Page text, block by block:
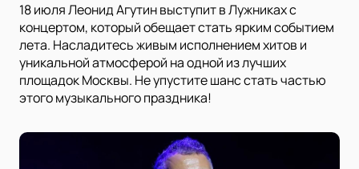
18 июля Леонид Агутин выступит в Лужниках с
концертом, который обещает стать ярким событием
лета. Насладитесь живым исполнением хитов и
уникальной атмосферой на одной из лучших
площадок Москвы. Не упустите шанс стать частью
этого музыкального праздника!